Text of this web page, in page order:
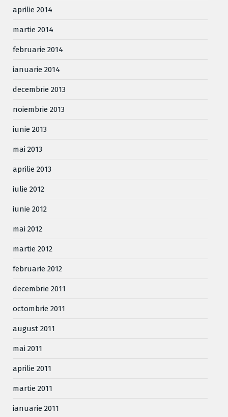
aprilie 2014
martie 2014
februarie 2014
ianuarie 2014
decembrie 2013
noiembrie 2013
iunie 2013
mai 2013
aprilie 2013
iulie 2012
iunie 2012
mai 2012
martie 2012
februarie 2012
decembrie 2011
octombrie 2011
august 2011
mai 2011
aprilie 2011
martie 2011
ianuarie 2011